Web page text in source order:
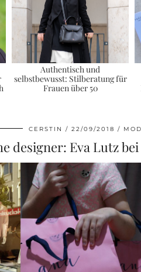
Authentisch und
selbstbewusst: Stilberatung für
Frauen über 50
CERSTIN 22/09/2018
designer: Eva Lutz bei